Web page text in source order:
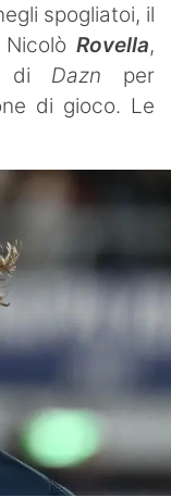
spogliatoi, il
Rovella,
di Dazn per
di gioco. Le